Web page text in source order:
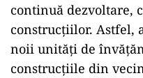
continuă dezvoltare,
construcţiilor. Astfel,
noii unităţi de
construcţiile din